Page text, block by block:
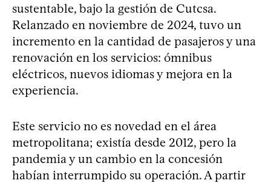
sustentable, bajo la gestión de Cutcsa.
Relanzado en noviembre de 2024, tuvo un
incremento en la cantidad de pasajeros y una
renovación en los servicios: ómnibus
eléctricos, nuevos idiomas y mejora en la
experiencia.
Este servicio no es novedad en el área
metropolitana; existía desde 2012, pero la
pandemia y un cambio en la concesión
habían interrumpido su operación. A partir